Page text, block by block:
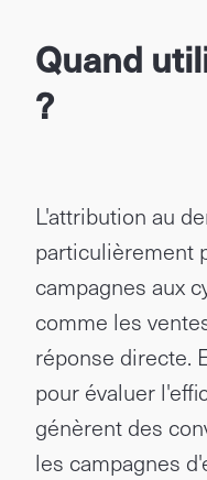
Quand
?
L'attribution au
particulièrement
campagnes aux
comme les
réponse directe.
pour évaluer
génèrent des
les campagnes